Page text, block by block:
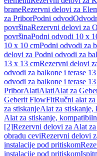
braneRezervni delovi za
za PriborPodni odvod
površinaRezervni delovi za
površinaPodni odvodi 10 x
10 x 10 cmPodni odvodi za
delovi za Podni odvodi za
13 x 13 cmRezervni delovi
odvodi za balkone i terase
odvodi za balkone i terase
PriborAlatiAlatiAlat za
Geberit FlowFitRučni alat
za stiskanjeAlat za
Alat za stiskanje,
[2]Rezervni delovi za Alat
obradu ceviRezervni delovi
instalacije pod pritiskom
instalacije pod pritiskom